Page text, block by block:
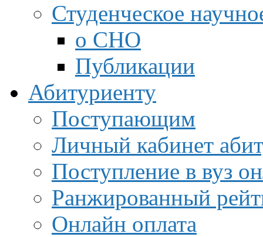
Студенческое
о СНО
Публикации
Абитуриенту
Поступающим
Личный кабинет
Поступление в вуз
Ранжированный
Онлайн оплата